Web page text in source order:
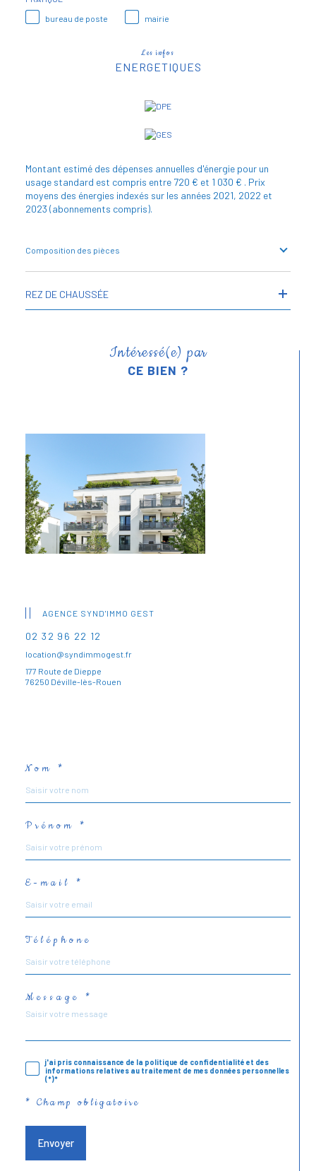
bureau de poste
mairie
Les infos
ENERGETIQUES
Montant estimé des dépenses annuelles d'énergie pour un
usage standard est compris entre 720 € et 1 030 € . Prix
moyens des énergies indexés sur les années 2021, 2022 et
2023 (abonnements compris).
Composition des pièces
REZ DE CHAUSSÉE
Intéressé(e) par
CE BIEN ?
AGENCE SYND'IMMO GEST
02 32 96 22 12
location@syndimmogest.fr
177 Route de Dieppe
76250 Déville-lès-Rouen
Nom *
Prénom *
E-mail *
Téléphone
Message *
j'ai pris connaissance de la politique de confidentialité et des
informations relatives au traitement de mes données personnelles
(*)*
* Champ obligatoire
Envoyer